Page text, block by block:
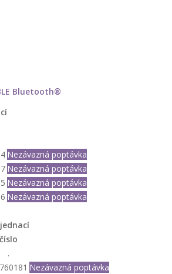
Bluetooth®
Nezávazná poptávka
Nezávazná poptávka
Nezávazná poptávka
Nezávazná poptávka
číslo
.
Nezávazná poptávka